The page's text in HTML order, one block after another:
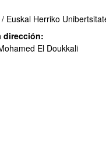
Euskal Herriko
dirección:
El Doukkali